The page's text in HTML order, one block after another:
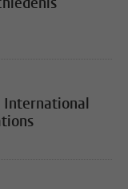
International